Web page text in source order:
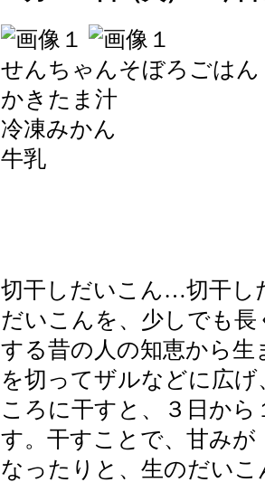
せんちゃんそぼろごはん
かきたま汁
冷凍みかん
牛乳
切干しだいこん…切干し
だいこんを、少しでも
する昔の人の知恵から
を切ってザルなどに広
ころに干すと、３日か
す。干すことで、甘み
なったりと、生のだい